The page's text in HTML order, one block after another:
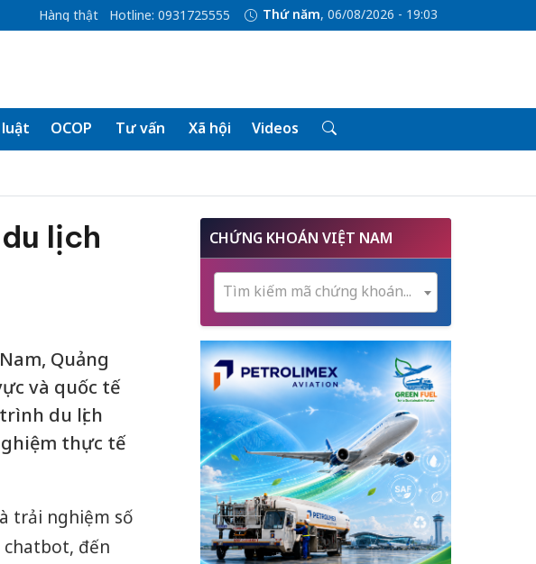
Hàng thật Hotline: 0931725555 Thứ năm, 06/08/2026 - 19:03
luật OCOP Tư vấn Xã hội Videos
lịch
Quảng
và quốc tế
du lịch
thực tế
trải nghiệm số
chatbot, đến
CHỨNG KHOÁN VIỆT NAM
Tìm kiếm mã chứng khoán...